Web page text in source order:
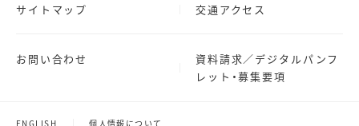
サイトマップ 交通アクセス
お問い合わせ
資料請求／デジタルパンフ
レット・募集要項
ENGLISH 個人情報について